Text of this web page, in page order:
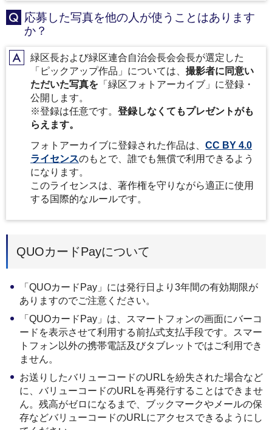
Q
応募した写真を他の人が使うことはあります
か？
A緑区長および緑区連合自治会長会会長が選定した
「ピックアップ作品」については、 撮影者に同意い
ただいた写真を 「緑区フォトアーカイブ」に登録・
公開します。
※登録は任意です。 登録しなくてもプレゼントがも
らえます。
フォトアーカイブに登録された作品は、 CC BY 4.0
ライセンスのもとで、誰でも無償で利用できるよう
になります。
このライセンスは、著作権を守りながら適正に使用
する国際的なルールです。
QUOカードPayについて
「QUOカードPay」には発行日より3年間の有効期限が
ありますのでご注意ください。
「QUOカードPay」は、スマートフォンの画面にバーコ
ードを表示させて利用する前払式支払手段です。スマー
トフォン以外の携帯電話及びタブレットではご利用でき
ません。
お送りしたバリューコードのURLを紛失された場合など
に、バリューコードのURLを再発行することはできませ
ん。残高がゼロになるまで、ブックマークやメールの保
存などバリューコードのURLにアクセスできるようにし